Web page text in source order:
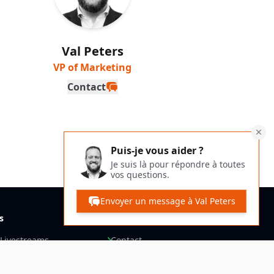
Val Peters
VP of Marketing
Contact
Puis-je vous aider ?
Je suis là pour répondre à toutes
vos questions.
Envoyer un message à Val Peters
Contact